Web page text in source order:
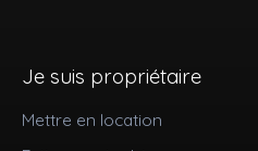
Je suis propriétaire
Mettre en location